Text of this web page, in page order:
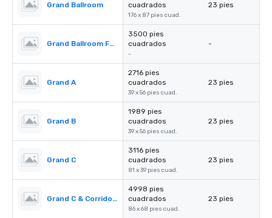
Grand Ballroom
cuadrados
176 x 87 pies cuad.
23 pies
Grand Ballroom Foyer
3500 pies
cuadrados
-
-
Grand A
2716 pies
cuadrados
39 x 56 pies cuad.
23 pies
Grand B
1989 pies
cuadrados
39 x 56 pies cuad.
23 pies
Grand C
3116 pies
cuadrados
81 x 39 pies cuad.
23 pies
Grand C & Corridors
4998 pies
cuadrados
86 x 68 pies cuad.
23 pies